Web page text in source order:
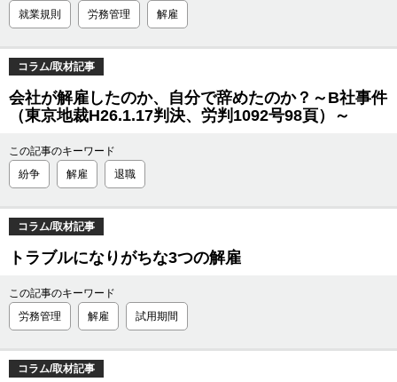
就業規則
労務管理 解雇
コラム/取材記事
会社が解雇したのか、自分で辞めたのか？～B社事件
（東京地裁H26.1.17判決、労判1092号98頁）～
この記事のキーワード
紛争
解雇 退職
コラム/取材記事
トラブルになりがちな3つの解雇
この記事のキーワード
労務管理
解雇 試用期間
コラム/取材記事